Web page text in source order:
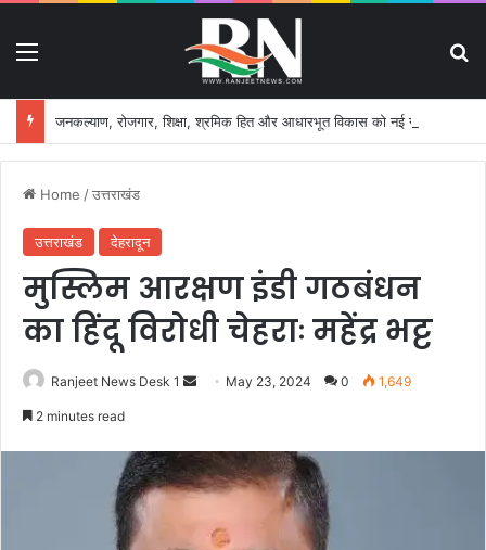
Home /उत्तराखंड
उत्तराखंड देहरादून
मुस्लिम आरक्षण इंडी गठबंधन
का हिंदू विरोधी चेहराः महेंद्र भट्ट
Ranjeet News Desk 1
d
a
May 23, 2024 0 1,649
2 minutes read